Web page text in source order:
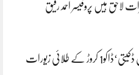
لاحق ہیں پروفیسر احمد رفیق
کلرسیداں ڈکیتی‘ڈاکو1 کروڑ کے طلائی زیورات